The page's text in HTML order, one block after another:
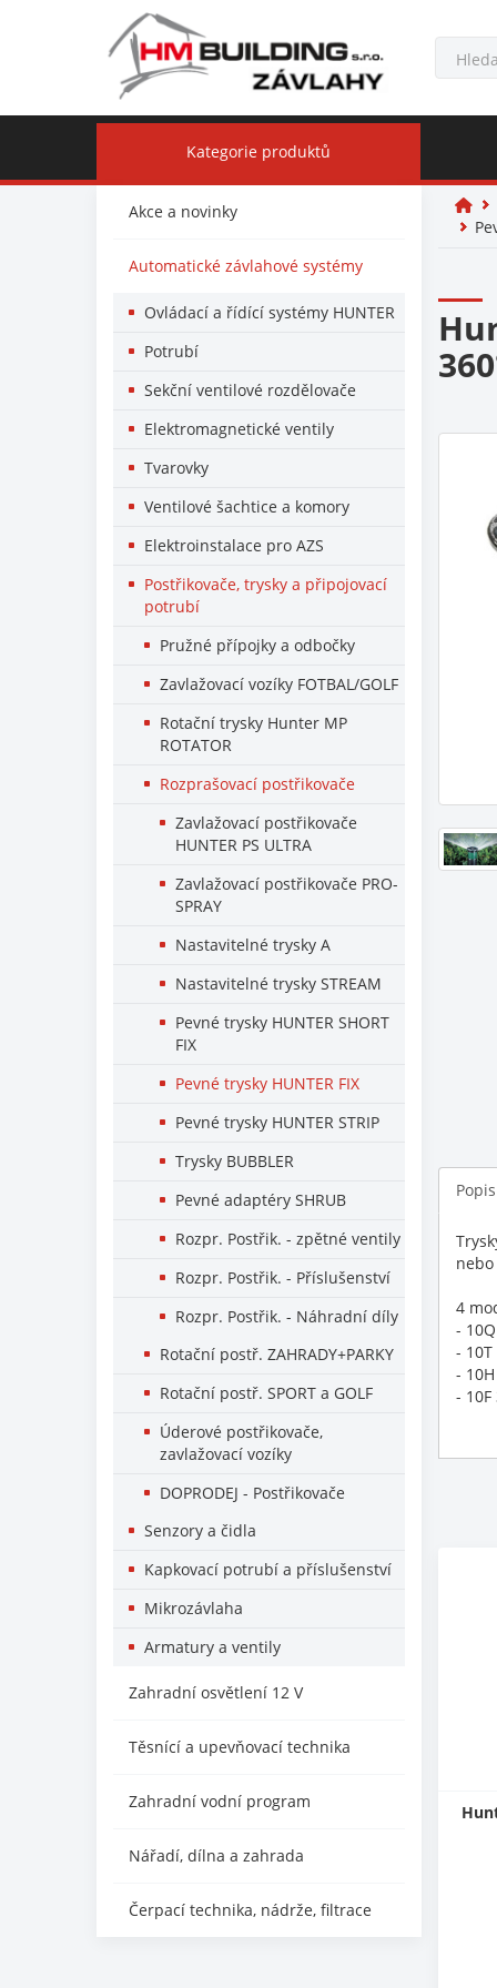
Kategorie produktů
Akce a novinky
Automatické závlahové systémy
Ovládací a řídící systémy HUNTER
Potrubí
Sekční ventilové rozdělovače
Elektromagnetické ventily
Tvarovky
Ventilové šachtice a komory
Elektroinstalace pro AZS
Postřikovače, trysky a připojovací
potrubí
Pružné přípojky a odbočky
Zavlažovací vozíky FOTBAL/GOLF
Rotační trysky Hunter MP
ROTATOR
Rozprašovací postřikovače
Zavlažovací postřikovače
HUNTER PS ULTRA
Zavlažovací postřikovače PRO-
SPRAY
Nastavitelné trysky A
Nastavitelné trysky STREAM
Pevné trysky HUNTER SHORT
FIX
Pevné trysky HUNTER FIX
Pevné trysky HUNTER STRIP
Trysky BUBBLER
Pevné adaptéry SHRUB
Rozpr. Postřik. - zpětné ventily
Rozpr. Postřik. - Příslušenství
Rozpr. Postřik. - Náhradní díly
Rotační postř. ZAHRADY+PARKY
Rotační postř. SPORT a GOLF
Úderové postřikovače,
zavlažovací vozíky
DOPRODEJ - Postřikovače
Senzory a čidla
Kapkovací potrubí a příslušenství
Mikrozávlaha
Armatury a ventily
Zahradní osvětlení 12 V
Těsnící a upevňovací technika
Zahradní vodní program
Nářadí, dílna a zahrada
Čerpací technika, nádrže, filtrace
Popis
4
-
-
-
-